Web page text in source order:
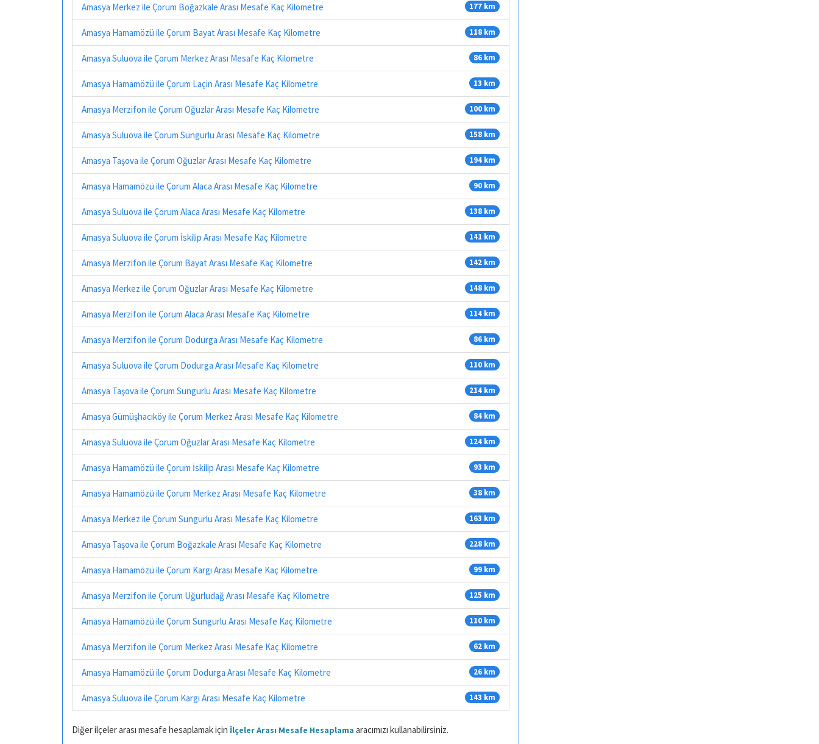
Amasya Merkez ile Çorum Boğazkale Arası Mesafe Kaç Kilometre 177 km
Amasya Hamamözü ile Çorum Bayat Arası Mesafe Kaç Kilometre 118 km
Amasya Suluova ile Çorum Merkez Arası Mesafe Kaç Kilometre 86 km
Amasya Hamamözü ile Çorum Laçin Arası Mesafe Kaç Kilometre 13 km
Amasya Merzifon ile Çorum Oğuzlar Arası Mesafe Kaç Kilometre 100 km
Amasya Suluova ile Çorum Sungurlu Arası Mesafe Kaç Kilometre 158 km
Amasya Taşova ile Çorum Oğuzlar Arası Mesafe Kaç Kilometre 194 km
Amasya Hamamözü ile Çorum Alaca Arası Mesafe Kaç Kilometre 90 km
Amasya Suluova ile Çorum Alaca Arası Mesafe Kaç Kilometre 138 km
Amasya Suluova ile Çorum İskilip Arası Mesafe Kaç Kilometre 141 km
Amasya Merzifon ile Çorum Bayat Arası Mesafe Kaç Kilometre 142 km
Amasya Merkez ile Çorum Oğuzlar Arası Mesafe Kaç Kilometre 148 km
Amasya Merzifon ile Çorum Alaca Arası Mesafe Kaç Kilometre 114 km
Amasya Merzifon ile Çorum Dodurga Arası Mesafe Kaç Kilometre 86 km
Amasya Suluova ile Çorum Dodurga Arası Mesafe Kaç Kilometre 110 km
Amasya Taşova ile Çorum Sungurlu Arası Mesafe Kaç Kilometre 214 km
Amasya Gümüşhacıköy ile Çorum Merkez Arası Mesafe Kaç Kilometre 84 km
Amasya Suluova ile Çorum Oğuzlar Arası Mesafe Kaç Kilometre 124 km
Amasya Hamamözü ile Çorum İskilip Arası Mesafe Kaç Kilometre 93 km
Amasya Hamamözü ile Çorum Merkez Arası Mesafe Kaç Kilometre 38 km
Amasya Merkez ile Çorum Sungurlu Arası Mesafe Kaç Kilometre 163 km
Amasya Taşova ile Çorum Boğazkale Arası Mesafe Kaç Kilometre 228 km
Amasya Hamamözü ile Çorum Kargı Arası Mesafe Kaç Kilometre 99 km
Amasya Merzifon ile Çorum Uğurludağ Arası Mesafe Kaç Kilometre 125 km
Amasya Hamamözü ile Çorum Sungurlu Arası Mesafe Kaç Kilometre 110 km
Amasya Merzifon ile Çorum Merkez Arası Mesafe Kaç Kilometre 62 km
Amasya Hamamözü ile Çorum Dodurga Arası Mesafe Kaç Kilometre 26 km
Amasya Suluova ile Çorum Kargı Arası Mesafe Kaç Kilometre 143 km
Diğer ilçeler arası mesafe hesaplamak için İlçeler Arası Mesafe Hesaplama aracımızı kullanabilirsiniz.